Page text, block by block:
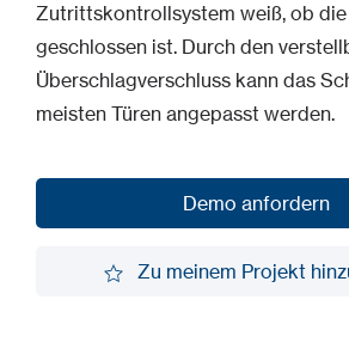
Zutrittskontrollsystem weiß, ob
geschlossen ist. Durch den
Überschlagverschluss kann das
meisten Türen angepasst werden.
Demo anfordern
Zu meinem Projekt